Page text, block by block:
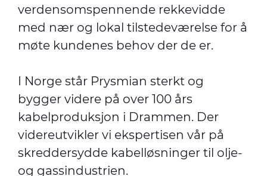
verdensomspennende rekkevidde
med nær og lokal tilstedeværelse for å
møte kundenes behov der de er.
I Norge står Prysmian sterkt og
bygger videre på over 100 års
kabelproduksjon i Drammen. Der
videreutvikler vi ekspertisen vår på
skreddersydde kabelløsninger til olje-
og gassindustrien.